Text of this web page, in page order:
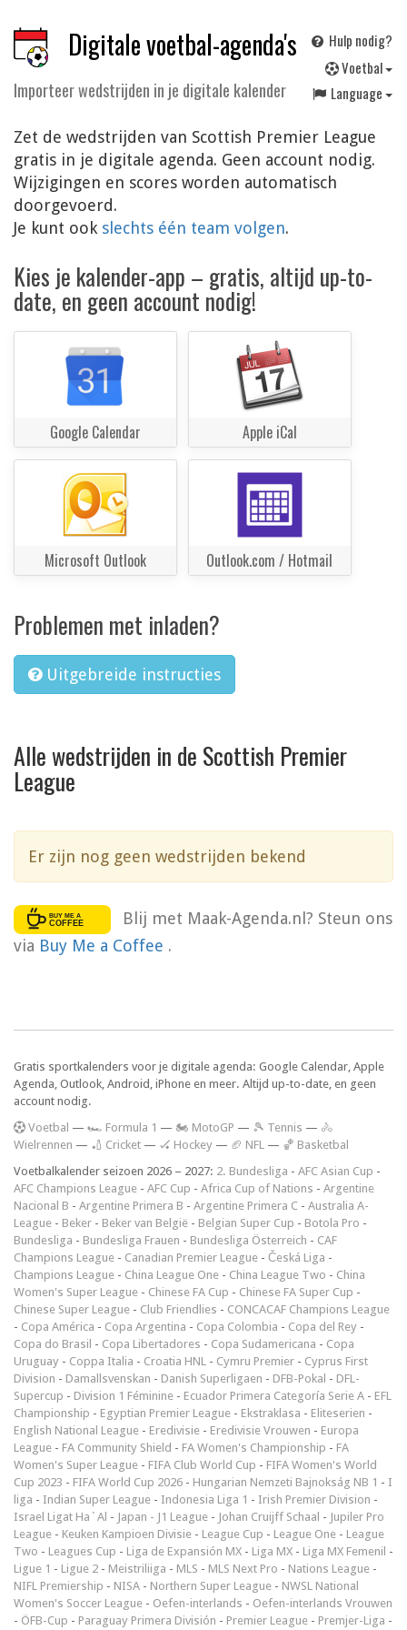
Digitale voetbal-agenda's
Importeer wedstrijden in je digitale kalender
Hulp nodig?
Voetbal
Language
Zet de wedstrijden van Scottish Premier League
gratis in je digitale agenda. Geen account nodig.
Wijzigingen en scores worden automatisch
doorgevoerd.
Je kunt ook slechts één team volgen.
Kies je kalender-app – gratis, altijd up-to-
date, en geen account nodig!
Google Calendar Apple iCal
Microsoft Outlook Outlook.com / Hotmail
Problemen met inladen?
Uitgebreide instructies
Alle wedstrijden in de Scottish Premier
League
Er zijn nog geen wedstrijden bekend
Blij met Maak-Agenda.nl? Steun ons
via Buy Me a Coffee .
Gratis sportkalenders voor je digitale agenda: Google Calendar, Apple
Agenda, Outlook, Android, iPhone en meer. Altijd up-to-date, en geen
account nodig.
Voetbal — 🏎️ Formula 1 — 🏍 MotoGP — 🎾 Tennis — 🚴
Wielrennen — 🏏 Cricket — 🏑 Hockey — 🏈 NFL — 🏀 Basketbal
Voetbalkalender seizoen 2026 – 2027: 2. Bundesliga - AFC Asian Cup -
AFC Champions League - AFC Cup - Africa Cup of Nations - Argentine
Nacional B - Argentine Primera B - Argentine Primera C - Australia A-
League - Beker - Beker van België - Belgian Super Cup - Botola Pro -
Bundesliga - Bundesliga Frauen - Bundesliga Österreich - CAF
Champions League - Canadian Premier League - Česká Liga -
Champions League - China League One - China League Two - China
Women's Super League - Chinese FA Cup - Chinese FA Super Cup -
Chinese Super League - Club Friendlies - CONCACAF Champions League
- Copa América - Copa Argentina - Copa Colombia - Copa del Rey -
Copa do Brasil - Copa Libertadores - Copa Sudamericana - Copa
Uruguay - Coppa Italia - Croatia HNL - Cymru Premier - Cyprus First
Division - Damallsvenskan - Danish Superligaen - DFB-Pokal - DFL-
Supercup - Division 1 Féminine - Ecuador Primera Categoría Serie A - EFL
Championship - Egyptian Premier League - Ekstraklasa - Eliteserien -
English National League - Eredivisie - Eredivisie Vrouwen - Europa
League - FA Community Shield - FA Women's Championship - FA
Women's Super League - FIFA Club World Cup - FIFA Women's World
Cup 2023 - FIFA World Cup 2026 - Hungarian Nemzeti Bajnokság NB 1 - I
liga - Indian Super League - Indonesia Liga 1 - Irish Premier Division -
Israel Ligat Ha`Al - Japan - J1 League - Johan Cruijff Schaal - Jupiler Pro
League - Keuken Kampioen Divisie - League Cup - League One - League
Two - Leagues Cup - Liga de Expansión MX - Liga MX - Liga MX Femenil -
Ligue 1 - Ligue 2 - Meistriliiga - MLS - MLS Next Pro - Nations League -
NIFL Premiership - NISA - Northern Super League - NWSL National
Women's Soccer League - Oefen-interlands - Oefen-interlands Vrouwen
- ÖFB-Cup - Paraguay Primera División - Premier League - Premjer-Liga -